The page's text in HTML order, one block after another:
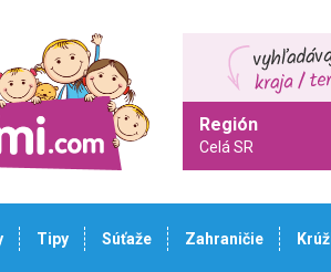
Región
Celá SR
Tipy Súťaže Zahraničie